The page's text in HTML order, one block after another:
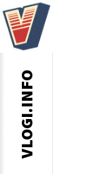
VLOGI.INFO